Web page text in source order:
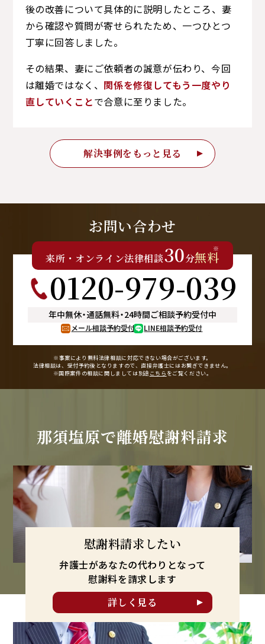
後の改善について具体的に説明したところ、妻
から確認や質問が寄せられたため、一つひとつ
丁寧に回答しました。
その結果、妻にご依頼者の誠意が伝わり、今回
は離婚ではなく、 関係を修復してもう一度やり
直していくことで合意に至りました。
解決事例をもっと見る
お問い合わせ
来所 ・ オンライン法律相談30分無料
※
0120-979-039
年中無休・通話無料・24時間ご相談予約受付中
メール相談予約受付 LINE相談予約受付
※事案により無料法律相談に対応できない場合がございます。
法律相談は、受付予約後となりますので、 直接弁護士にはお繋ぎできません。
※国際案件の相談に関しましては別途こちら をご覧ください。
那須塩原で離婚慰謝料請求
慰謝料請求したい
弁護士があなたの代わりとなって
慰謝料を請求します
詳しく見る